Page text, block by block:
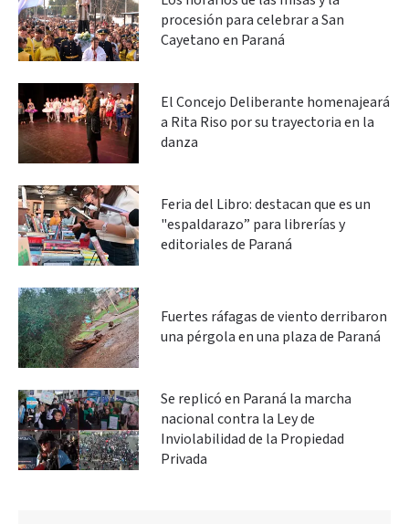
procesión para celebrar a San
Cayetano en Paraná
El Concejo Deliberante homenajeará
a Rita Riso por su trayectoria en la
danza
Feria del Libro: destacan que es un
"espaldarazo” para librerías y
editoriales de Paraná
Fuertes ráfagas de viento derribaron
una pérgola en una plaza de Paraná
Se replicó en Paraná la marcha
nacional contra la Ley de
Inviolabilidad de la Propiedad
Privada